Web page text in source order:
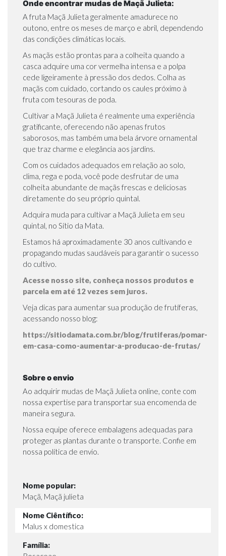
Onde encontrar mudas de Maçã Julieta:
A fruta Maçã Julieta geralmente amadurece no
outono, entre os meses de março e abril, dependendo
das condições climáticas locais.
As maçãs estão prontas para a colheita quando a
casca adquire uma cor vermelha intensa e a polpa
cede ligeiramente à pressão dos dedos. Colha as
maçãs com cuidado, cortando os caules próximo à
fruta com tesouras de poda.
Cultivar a Maçã Julieta é realmente uma experiência
gratificante, oferecendo não apenas frutos
saborosos, mas também uma bela árvore ornamental
que traz charme e elegância aos jardins.
Com os cuidados adequados em relação ao solo,
clima, rega e poda, você pode desfrutar de uma
colheita abundante de maçãs frescas e deliciosas
diretamente do seu próprio quintal.
Adquira muda para cultivar a Maçã Julieta em seu
quintal, no Sítio da Mata.
Estamos há aproximadamente 30 anos cultivando e
propagando mudas saudáveis para garantir o sucesso
do cultivo.
Acesse nosso site, conheça nossos produtos e
parcela em até 12 vezes sem juros.
Veja dicas para aumentar sua produção de frutíferas,
acessando nosso blog:
https://sitiodamata.com.br/blog/frutiferas/pomar-
em-casa-como-aumentar-a-producao-de-frutas/
Sobre o envio
Ao adquirir mudas de Maçã Julieta online, conte com
nossa expertise para transportar sua encomenda de
maneira segura.
Nossa equipe oferece embalagens adequadas para
proteger as plantas durante o transporte. Confie em
nossa política de envio.
Nome popular:
Maçã, Maçã julieta
Nome Ciêntífico:
Malus x domestica
Família: